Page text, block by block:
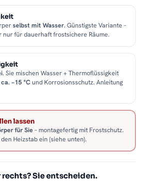
selbst mit Wasser. Günstigste Variante –
nur für dauerhaft frostsichere Räume.
. Sie mischen Wasser + Thermoflüssigkeit
−15 °Cund Korrosionsschutz. Anleitung
lassen
für Sie– montagefertig mit Frostschutz.
Heizstab ein (siehe unten).
Sie entscheiden.